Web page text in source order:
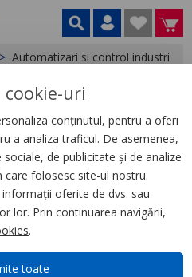
Automatizari si control industrial
si lampi
fixare
uri
conținutul, pentru a oferi
a analiza traficul. De asemenea,
de publicitate și de analize
folosesc site-ul nostru.
oferite de dvs. sau
lor. Prin continuarea navigării,
.
toate